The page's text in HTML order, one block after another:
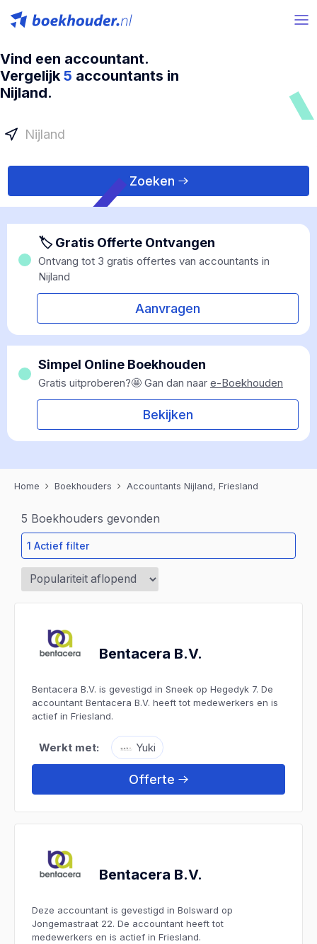
Vind een accountant.
Vergelijk 5 accountants in
Nijland.
Zoeken
🏷 Gratis Offerte Ontvangen
Ontvang tot 3 gratis offertes van accountants in
Nijland
Aanvragen
Simpel Online Boekhouden
Gratis uitproberen?🤩 Gan dan naar e-Boekhouden
Bekijken
Home Boekhouders Accountants Nijland, Friesland
5 Boekhouders gevonden
1 Actief filter
Bentacera B.V.
Bentacera B.V. is gevestigd in Sneek op Hegedyk 7. De
accountant Bentacera B.V. heeft tot medewerkers en is
actief in Friesland.
Werkt met: Yuki
Offerte
Bentacera B.V.
Deze accountant is gevestigd in Bolsward op
Jongemastraat 22. De accountant heeft tot
medewerkers en is actief in Friesland.